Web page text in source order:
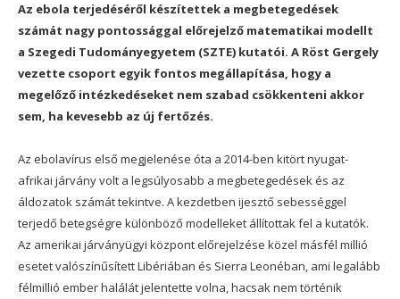
Az ebola terjedéséről készítettek a megbetegedések
számát nagy pontossággal előrejelző matematikai modellt
a Szegedi Tudományegyetem (SZTE) kutatói. A Röst Gergely
vezette csoport egyik fontos megállapítása, hogy a
megelőző intézkedéseket nem szabad csökkenteni akkor
sem, ha kevesebb az új fertőzés.
Az ebolavírus első megjelenése óta a 2014-ben kitört nyugat-
afrikai járvány volt a legsúlyosabb a megbetegedések és az
áldozatok számát tekintve. A kezdetben ijesztő sebességgel
terjedő betegségre különböző modelleket állítottak fel a kutatók.
Az amerikai járványügyi központ előrejelzése közel másfél millió
esetet valószínűsített Libériában és Sierra Leonéban, ami legalább
félmillió ember halálát jelentette volna, hacsak nem történik